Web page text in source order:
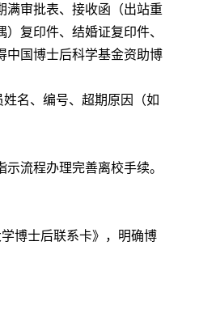
满审批表、接收函（出站重
复印件、结婚证复印件、
中国博士后科学基金资助博
名、编号、超期原因（如
流程办理完善离校手续。
博士后联系卡》，明确博